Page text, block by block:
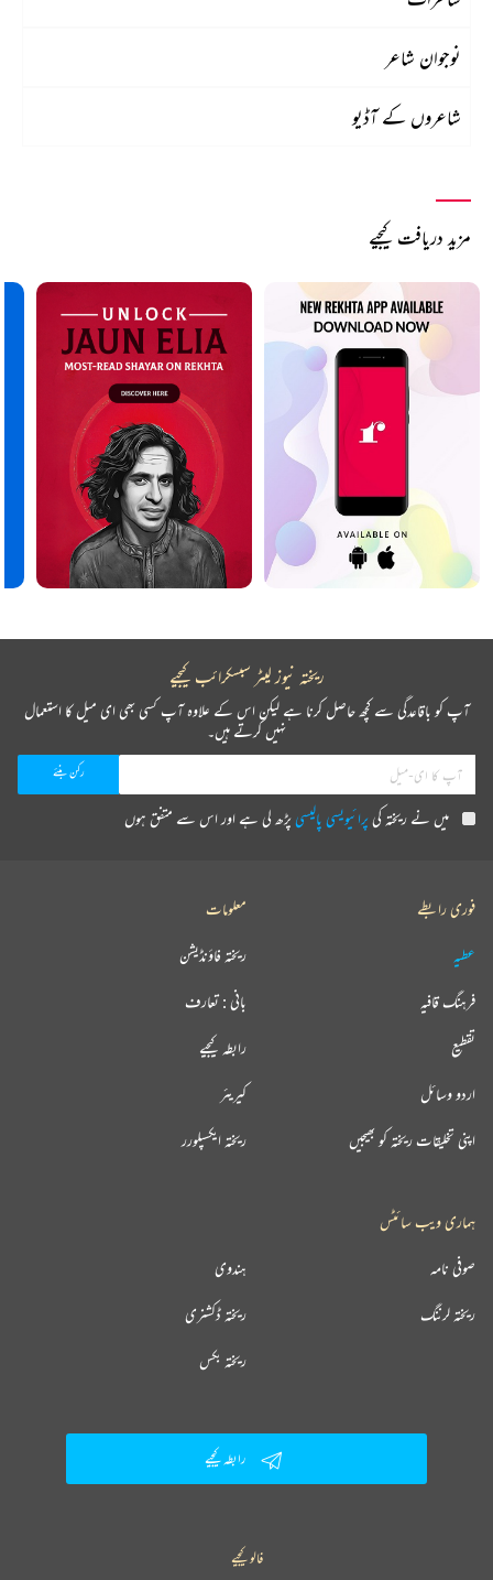
نوجوان شاعر
شاعروں کے آڈیو
مزید دریافت کیجیے
ریختہ نیوز لیٹر سبسکرائب کیجیے
آپ کو باقاعدگی سے کچھ حاصل کرنا ہے لیکن اس کے علاوہ آپ کسی بھی ای میل کا استعمال
نہیں کرتے ہیں۔
میں نے ریختہ کیپرائیویسی پالیسیپڑھ لی ہے اور اس سے متفق ہوں
فوری رابطے
عطیہ
فرہنگ قافیہ
تقطیع
اردو وسائل
اپنی تخلیقات ریختہ کو بھیجیں
معلومات
ریختہ فاؤنڈیشن
بانی : تعارف
رابطہ کیجیے
کیریئر
ریختہ ایکسپلورر
ہماری ویب سائٹس
ہندوی صوفی نامہ
ریختہ ڈکشنری ریختہ لرننگ
ریختہ بکس
رابطہ کیجیے
فالو کیجیے